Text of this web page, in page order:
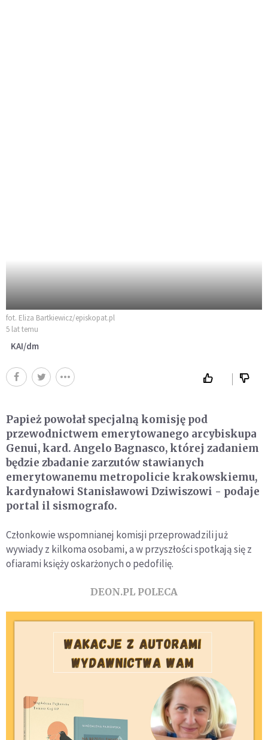
fot. Eliza Bartkiewicz/episkopat.pl
5 lat temu
KAI/dm
Papież powołał specjalną komisję pod
przewodnictwem emerytowanego arcybiskupa
Genui, kard. Angelo Bagnasco, której zadaniem
będzie zbadanie zarzutów stawianych
emerytowanemu metropolicie krakowskiemu,
kardynałowi Stanisławowi Dziwiszowi - podaje
portal il sismografo.
Członkowie wspomnianej komisji przeprowadzili już
wywiady z kilkoma osobami, a w przyszłości spotkają się z
ofiarami księży oskarżonych o pedofilię.
DEON.PL POLECA